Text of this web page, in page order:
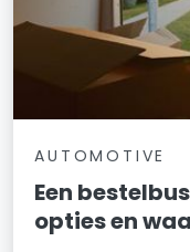
AUTOMOTIVE
Een
opties en